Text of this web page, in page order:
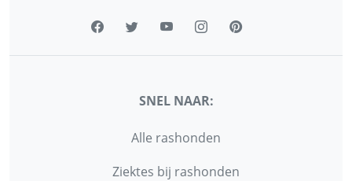
SNEL NAAR:
Alle rashonden
Ziektes bij rashonden